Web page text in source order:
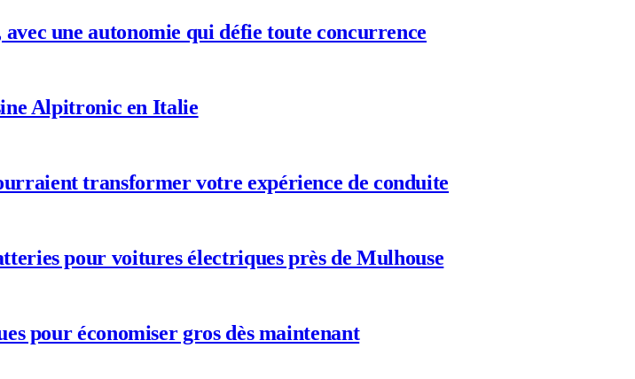
une autonomie qui défie toute concurrence
Alpitronic en Italie
transformer votre expérience de conduite
pour voitures électriques près de Mulhouse
pour économiser gros dès maintenant